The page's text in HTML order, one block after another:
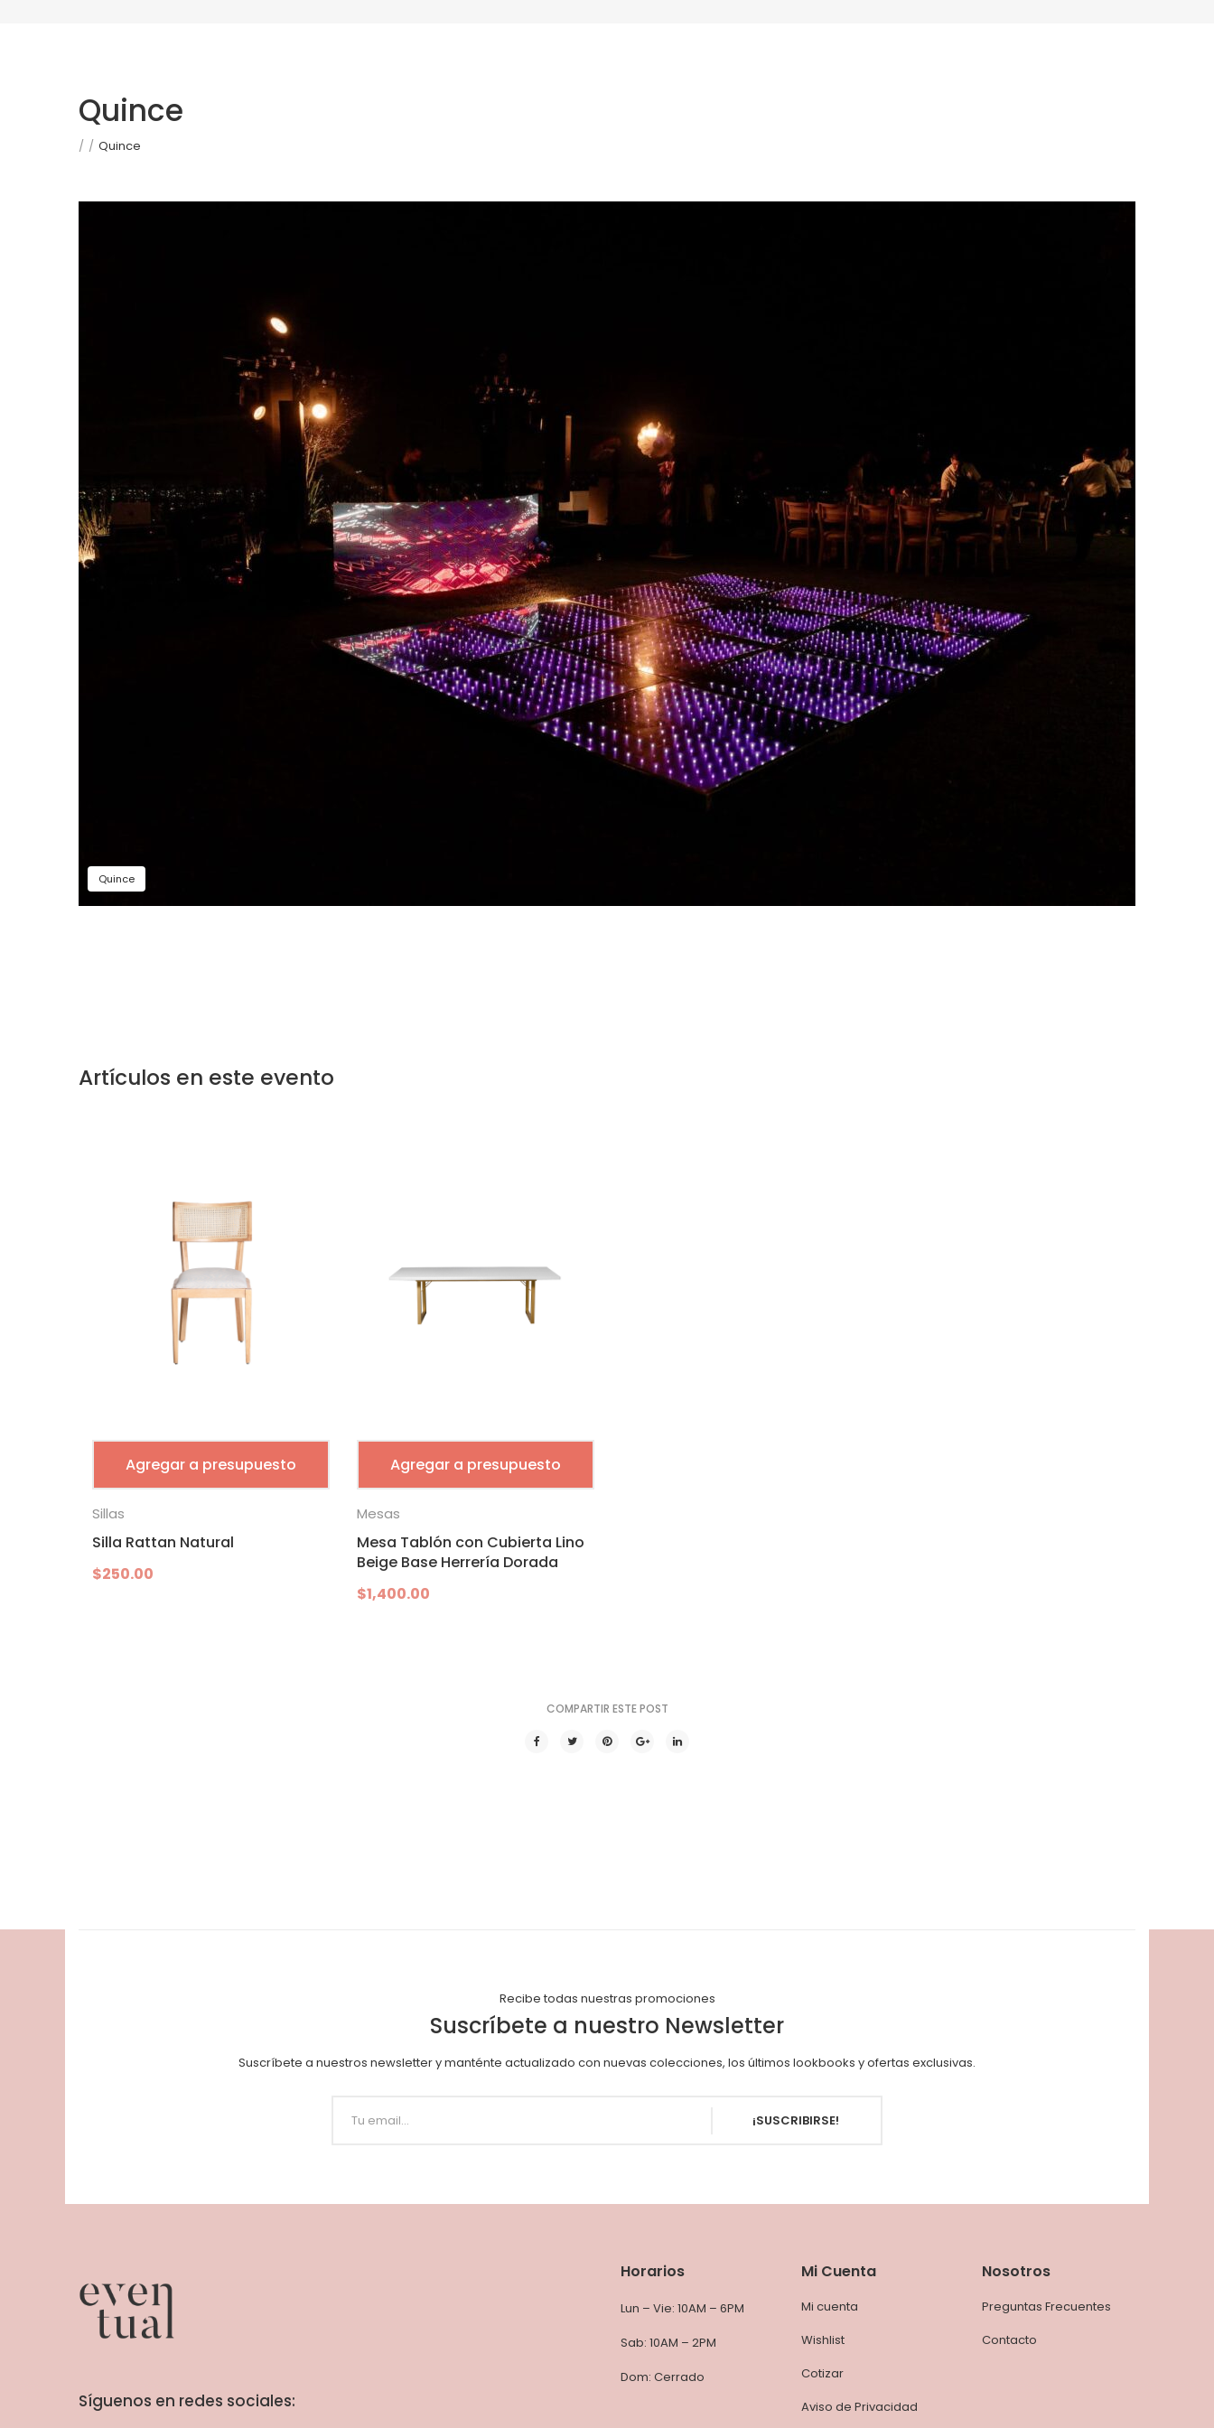
Quince
/ / Quince
Quince
Artículos en este evento
Agregar a presupuesto
Sillas
Silla Rattan Natural
$250.00
Agregar a presupuesto
Mesas
Mesa Tablón con Cubierta Lino
Beige Base Herrería Dorada
$1,400.00
COMPARTIR ESTE POST
Recibe todas nuestras promociones
Suscríbete a nuestro Newsletter
Suscríbete a nuestros newsletter y manténte actualizado con nuevas colecciones, los últimos lookbooks y ofertas exclusivas.
¡SUSCRIBIRSE!
Síguenos en redes sociales:
Horarios
Lun – Vie: 10AM – 6PM
Sab: 10AM – 2PM
Dom: Cerrado
Mi Cuenta
Mi cuenta
Wishlist
Cotizar
Aviso de Privacidad
Nosotros
Preguntas Frecuentes
Contacto